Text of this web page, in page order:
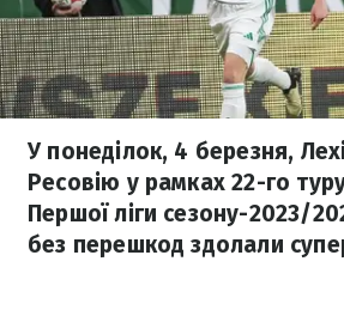
У понеділок, 4 березня,
Ресовію у рамках 22-го
Першої ліги сезону-2023/
без перешкод здолали